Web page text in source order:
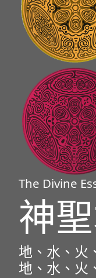
The Divine
神
地、水、火
地、水、火